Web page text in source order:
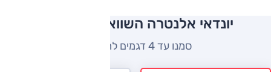
יונדאי אלנטרה השוואה למתחרים
סמנו עד 4 דגמים להשוואה